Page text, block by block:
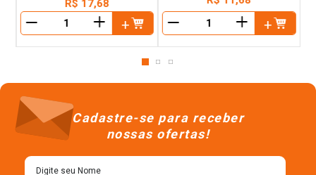
R$ 17,68
＋ ＋
Cadastre-se para receber
nossas ofertas!